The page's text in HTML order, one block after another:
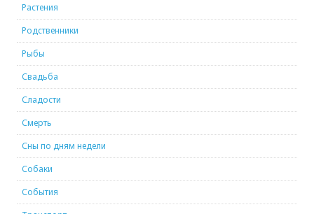
Растения
Родственники
Рыбы
Свадьба
Сладости
Смерть
Сны по дням недели
Собаки
События